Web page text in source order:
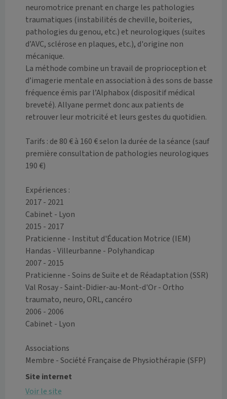
neuromotrice prenant en charge les pathologies
traumatiques (instabilités de cheville, boiteries,
pathologies du genou, etc.) et neurologiques (suites
d’AVC, sclérose en plaques, etc.), d'origine non
mécanique.
La méthode combine un travail de proprioception et
d’imagerie mentale en association à des sons de basse
fréquence émis par l’Alphabox (dispositif médical
breveté). Allyane permet donc aux patients de
retrouver leur motricité et leurs gestes du quotidien.
Tarifs : de 80 € à 160 € selon la durée de la séance (sauf
première consultation de pathologies neurologiques
190 €)
Expériences :
2017 - 2021
Cabinet - Lyon
2015 - 2017
Praticienne - Institut d'Éducation Motrice (IEM)
Handas - Villeurbanne - Polyhandicap
2007 - 2015
Praticienne - Soins de Suite et de Réadaptation (SSR)
Val Rosay - Saint-Didier-au-Mont-d'Or - Ortho
traumato, neuro, ORL, cancéro
2006 - 2006
Cabinet - Lyon
Associations
Site internet
Voir le site